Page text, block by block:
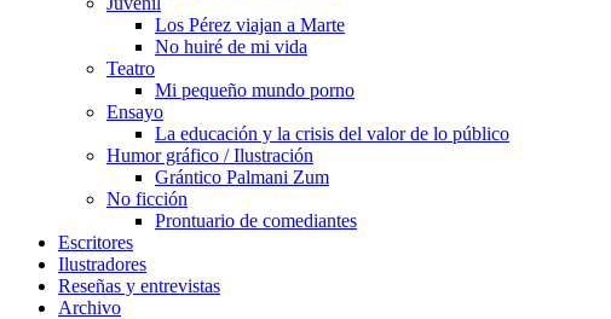
Los Pérez viajan a Marte
No huiré de mi vida
Teatro
Mi pequeño mundo porno
Ensayo
La educación y la crisis del valor de lo público
Humor gráfico / Ilustración
Grántico Palmani Zum
No ficción
Prontuario de comediantes
Escritores
Ilustradores
Reseñas y entrevistas
Archivo